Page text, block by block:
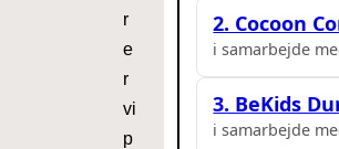
r
e
r
vi
p
2. Cocoon
i samarbejde
3. BeKids
i samarbejde